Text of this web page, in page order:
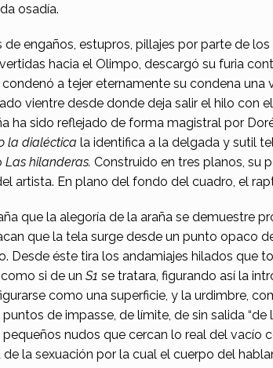
osadía.
engaños, estupros, pillajes por parte de
hacia el Olimpo, descargó su furia
a tejer eternamente su condena
vientre desde donde deja salir el hilo con
ha sido reflejado de forma magistral por
la dialéctica la identifica a la delgada y sutil
Las hilanderas. Construido en tres planos, su
artista. En plano del fondo del cuadro, el
que la alegoría de la araña se demuestre
que la tela surge desde un punto opaco
Desde éste tira los andamiajes hilados que
como si de unS1 se tratara, figurando así la
como una superficie, y la urdimbre,
de impasse, de límite, de sin salida
nudos que cercan lo real del
la sexuación por la cual el cuerpo del